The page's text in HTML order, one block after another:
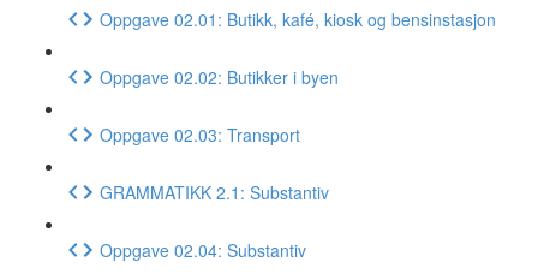
Oppgave 02.01: Butikk, kafé, kiosk og bensinstasjon
Oppgave 02.02: Butikker i byen
Oppgave 02.03: Transport
GRAMMATIKK 2.1: Substantiv
Oppgave 02.04: Substantiv